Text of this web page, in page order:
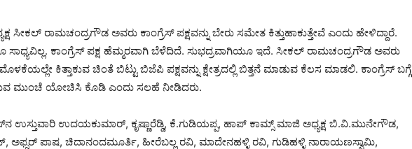
ಸೀಕಲ್ ರಾಮಚಂದ್ರಗೌಡ ಅವರು ಕಾಂಗ್ರೆಸ್ ಪಕ್ಷವನ್ನು ಬೇರು ಸಮೇತ ಕಿತ್ತುಹಾಕುತ್ತೇವೆ ಎಂದು ಹೇಳಿದ್ದಾರೆ.
ಸಾಧ್ಯವಿಲ್ಲ. ಕಾಂಗ್ರೆಸ್ ಪಕ್ಷ ಹೆಮ್ಮರವಾಗಿ ಬೆಳೆದಿದೆ. ಸುಭದ್ರವಾಗಿಯೂ ಇದೆ. ಸೀಕಲ್ ರಾಮಚಂದ್ರಗೌಡ ಅವರು
ಮೊಳಕೆಯಲ್ಲೇ ಕಿತ್ತಾಕುವ ಚಿಂತೆ ಬಿಟ್ಟು ಬಿಜೆಪಿ ಪಕ್ಷವನ್ನು ಕ್ಷೇತ್ರದಲ್ಲಿ ಬಿತ್ತನೆ ಮಾಡುವ ಕೆಲಸ ಮಾಡಲಿ. ಕಾಂಗ್ರೆಸ್ ಬಗ್ಗೆ
ಮುಂಚೆ ಯೋಚಿಸಿ ಕೊಡಿ ಎಂದು ಸಲಹೆ ನೀಡಿದರು.
ಉಸ್ತುವಾರಿ ಉದಯಕುಮಾರ್, ಕೃಷ್ಣಾರೆಡ್ಡಿ, ಕೆ.ಗುಡಿಯಪ್ಪ, ಹಾಪ್‌ ಕಾಮ್ಸ್ ಮಾಜಿ ಅಧ್ಯಕ್ಷ ಬಿ.ವಿ.ಮುನೇಗೌಡ,
ಅಫ್ಸರ್‌ ಪಾಷ, ಚಿದಾನಂದಮೂರ್ತಿ, ಹೀರೆಬಲ್ಲ ರವಿ, ಮಾದೇನಹಳ್ಳಿ ರವಿ, ಗುಡಿಹಳ್ಳಿ ನಾರಾಯಣಸ್ವಾಮಿ,